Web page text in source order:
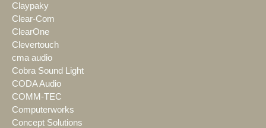
Claypaky
Clear-Com
ClearOne
Clevertouch
cma audio
Cobra Sound Light
CODA Audio
COMM-TEC
Computerworks
Concept Solutions